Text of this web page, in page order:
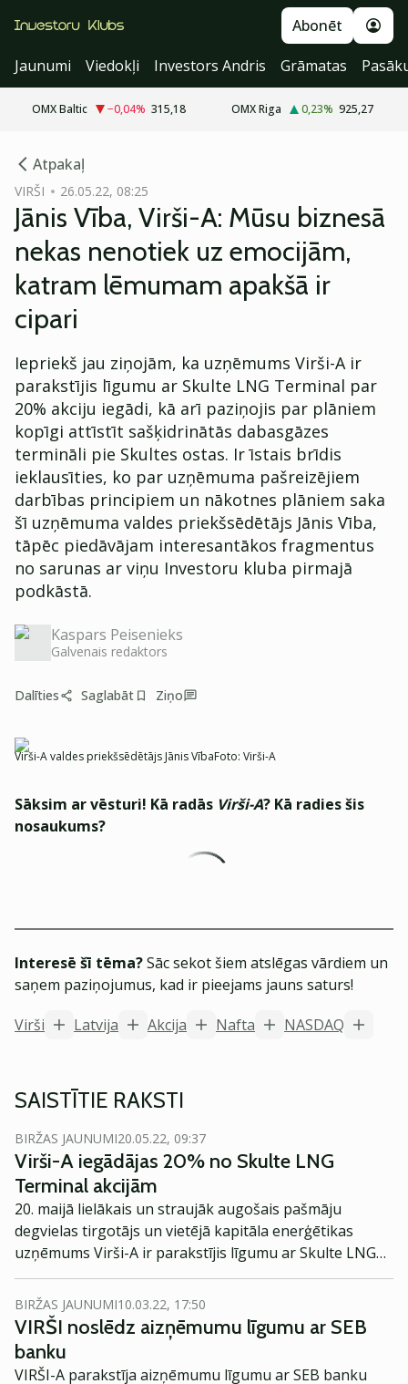
Abonēt
Jaunumi
Viedokļi Investors Andris Grāmatas
OMX Baltic −0,04% 315,18 OMX Riga 0,23% 925,27
Atpakaļ
VIRŠI 26.05.22, 08:25
Jānis Vība, Virši-A: Mūsu biznesā
nekas nenotiek uz emocijām,
katram lēmumam apakšā ir
cipari
Iepriekš jau ziņojām, ka uzņēmums Virši-A ir
parakstījis līgumu ar Skulte LNG Terminal par
20% akciju iegādi, kā arī paziņojis par plāniem
kopīgi attīstīt sašķidrinātās dabasgāzes
termināli pie Skultes ostas. Ir īstais brīdis
ieklausīties, ko par uzņēmuma pašreizējiem
darbības principiem un nākotnes plāniem saka
šī uzņēmuma valdes priekšsēdētājs Jānis Vība,
tāpēc piedāvājam interesantākos fragmentus
no sarunas ar viņu Investoru kluba pirmajā
podkāstā.
Kaspars Peisenieks
Galvenais redaktors
Dalīties Saglabāt Ziņo
Virši-A valdes priekšsēdētājs Jānis VībaFoto: Virši-A
Sāksim ar vēsturi! Kā radās Virši-A? Kā radies šis
nosaukums?
Interesē šī tēma?Sāc sekot šiem atslēgas vārdiem un
saņem paziņojumus, kad ir pieejams jauns saturs!
Virši
Latvija Akcija Nafta NASDAQ
SAISTĪTIE RAKSTI
BIRŽAS JAUNUMI20.05.22, 09:37
Virši-A iegādājas 20% no Skulte LNG
Terminal akcijām
20. maijā lielākais un straujāk augošais pašmāju
degvielas tirgotājs un vietējā kapitāla enerģētikas
uzņēmums Virši-A ir parakstījis līgumu ar Skulte LNG
Terminal par 20% akciju iegādi, kā arī paziņo par
plāniem kopīgi attīstīt sašķidrinātās dabasgāzes
termināli pie Skultes ostas. Šī projekta attīstība
palielinās Latvijas un Baltijas reģiona enerģētisko
neatkarību un sniegs būtisku pienesumu dabasgāzes
BIRŽAS JAUNUMI10.03.22, 17:50
VIRŠI noslēdz aizņēmumu līgumu ar SEB
banku
VIRŠI-A parakstīja aizņēmumu līgumu ar SEB banku